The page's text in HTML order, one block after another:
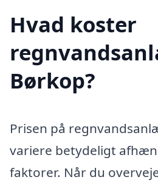
Hvad koster
Børkop?
Prisen på
variere betydeligt
faktorer. Når du